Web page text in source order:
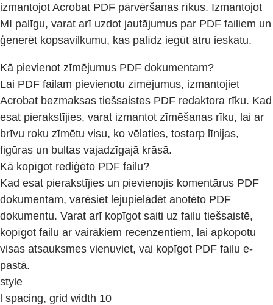
izmantojot Acrobat PDF pārvēršanas rīkus. Izmantojot
MI palīgu, varat arī uzdot jautājumus par PDF failiem un
ģenerēt kopsavilkumu, kas palīdz iegūt ātru ieskatu.
Kā pievienot zīmējumus PDF dokumentam?
Lai PDF failam pievienotu zīmējumus, izmantojiet
Acrobat bezmaksas tiešsaistes PDF redaktora rīku. Kad
esat pierakstījies, varat izmantot zīmēšanas rīku, lai ar
brīvu roku zīmētu visu, ko vēlaties, tostarp līnijas,
figūras un bultas vajadzīgajā krāsā.
Kā kopīgot rediģēto PDF failu?
Kad esat pierakstījies un pievienojis komentārus PDF
dokumentam, varēsiet lejupielādēt anotēto PDF
dokumentu. Varat arī kopīgot saiti uz failu tiešsaistē,
kopīgot failu ar vairākiem recenzentiem, lai apkopotu
visas atsauksmes vienuviet, vai kopīgot PDF failu e-
pastā.
style
l spacing, grid width 10